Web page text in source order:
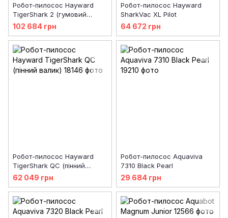
Робот-пилосос Hayward
TigerShark 2 (гумовий
валик)
102 684 грн
Робот-пилосос Hayward
SharkVac XL Pilot
64 672 грн
Робот-пилосос Hayward
TigerShark QC (пінний
валик)
62 049 грн
Робот-пилосос Aquaviva
7310 Black Pearl
29 684 грн